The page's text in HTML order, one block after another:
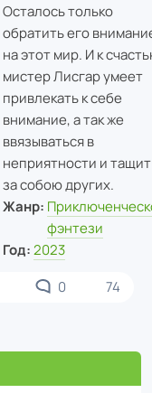
Осталось только
обратить его
на этот мир. И к
мистер Лисгар умеет
привлекать к себе
внимание, а так же
ввязываться в
неприятности и
за собою других.
Жанр:
фэнтези
Год: 2023
0 74